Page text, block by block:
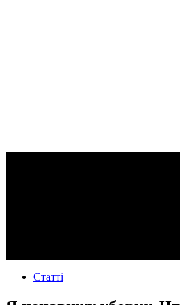
Статті